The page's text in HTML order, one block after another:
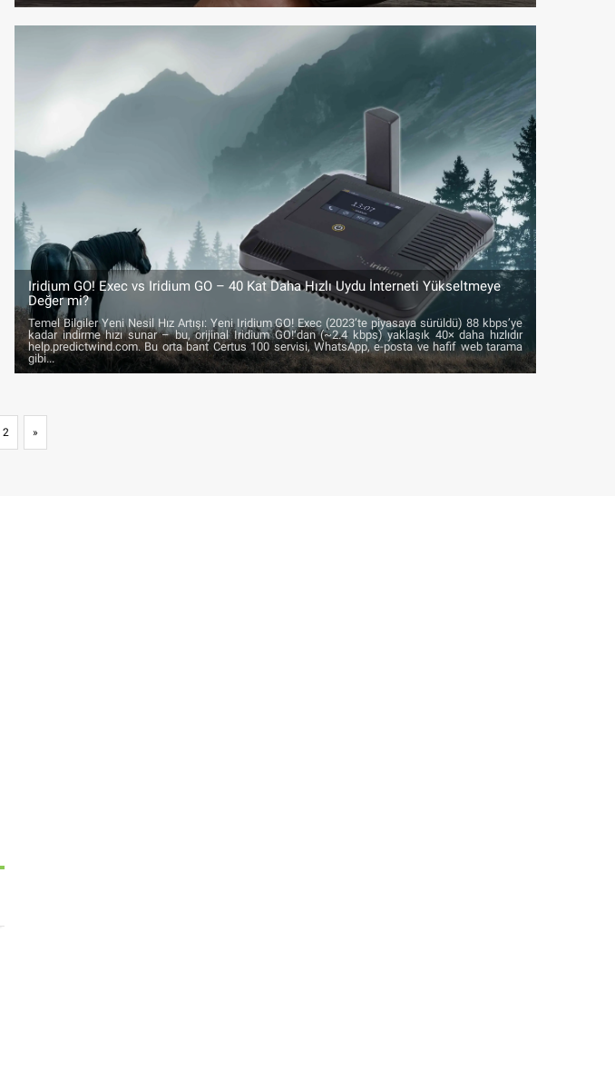
Iridium GO! Exec vs Iridium GO – 40 Kat Daha Hızlı Uydu İnterneti Yükseltmeye
Değer mi?
Temel Bilgiler Yeni Nesil Hız Artışı: Yeni Iridium GO! Exec (2023’te piyasaya sürüldü) 88 kbps’ye
kadar indirme hızı sunar – bu, orijinal Iridium GO!‘dan (~2.4 kbps) yaklaşık 40× daha hızlıdır
help.predictwind.com. Bu orta bant Certus 100 servisi, WhatsApp, e-posta ve hafif web tarama
gibi...
2 »